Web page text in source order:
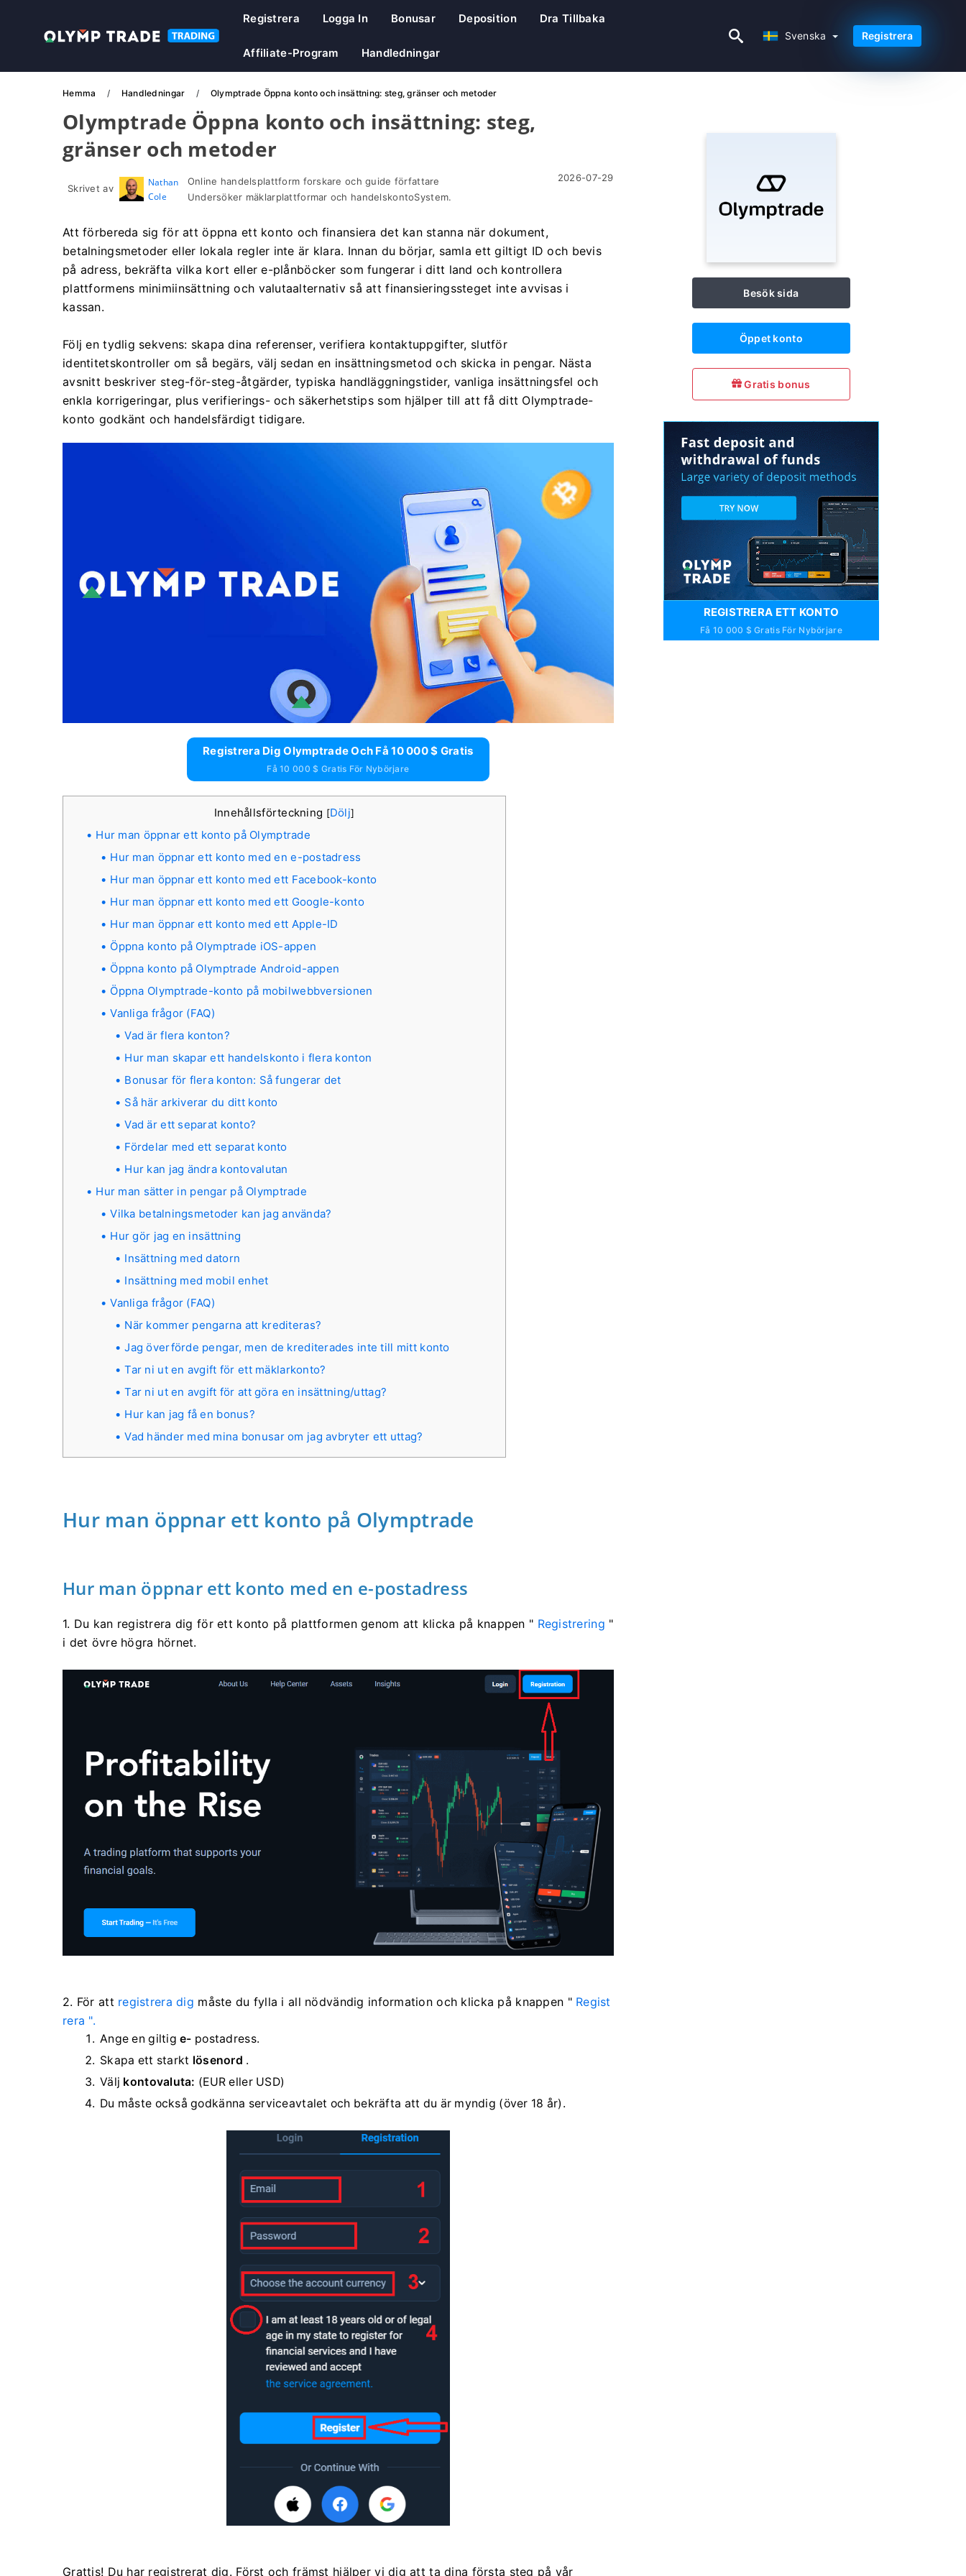
Registrera Logga In Bonusar Deposition Dra Tillbaka
Affiliate-Program Handledningar
Svenska Registrera
Hemma Handledningar Olymptrade Öppna konto och insättning: steg, gränser och metoder
Olymptrade Öppna konto och insättning: steg,
gränser och metoder
Skrivet av
Nathan
Cole
Online handelsplattform forskare och guide författare
Undersöker mäklarplattformar och handelskontoSystem.
2026-07-29
Att förbereda sig för att öppna ett konto och finansiera det kan stanna när dokument,
betalningsmetoder eller lokala regler inte är klara. Innan du börjar, samla ett giltigt ID och bevis
på adress, bekräfta vilka kort eller e-plånböcker som fungerar i ditt land och kontrollera
plattformens minimiinsättning och valutaalternativ så att finansieringssteget inte avvisas i
kassan.
Följ en tydlig sekvens: skapa dina referenser, verifiera kontaktuppgifter, slutför
identitetskontroller om så begärs, välj sedan en insättningsmetod och skicka in pengar. Nästa
avsnitt beskriver steg-för-steg-åtgärder, typiska handläggningstider, vanliga insättningsfel och
enkla korrigeringar, plus verifierings- och säkerhetstips som hjälper till att få ditt Olymptrade-
konto godkänt och handelsfärdigt tidigare.
Registrera Dig Olymptrade Och Få 10 000 $ Gratis
Få 10 000 $ Gratis För Nybörjare
Innehållsförteckning [Dölj]
Hur man öppnar ett konto på Olymptrade
Hur man öppnar ett konto med en e-postadress
Hur man öppnar ett konto med ett Facebook-konto
Hur man öppnar ett konto med ett Google-konto
Hur man öppnar ett konto med ett Apple-ID
Öppna konto på Olymptrade iOS-appen
Öppna konto på Olymptrade Android-appen
Öppna Olymptrade-konto på mobilwebbversionen
Vanliga frågor (FAQ)
Vad är flera konton?
Hur man skapar ett handelskonto i flera konton
Bonusar för flera konton: Så fungerar det
Så här arkiverar du ditt konto
Vad är ett separat konto?
Fördelar med ett separat konto
Hur kan jag ändra kontovalutan
Hur man sätter in pengar på Olymptrade
Vilka betalningsmetoder kan jag använda?
Hur gör jag en insättning
Insättning med datorn
Insättning med mobil enhet
Vanliga frågor (FAQ)
När kommer pengarna att krediteras?
Jag överförde pengar, men de krediterades inte till mitt konto
Tar ni ut en avgift för ett mäklarkonto?
Tar ni ut en avgift för att göra en insättning/uttag?
Hur kan jag få en bonus?
Vad händer med mina bonusar om jag avbryter ett uttag?
Hur man öppnar ett konto på Olymptrade
Hur man öppnar ett konto med en e-postadress
1. Du kan registrera dig för ett konto på plattformen genom att klicka på knappen " Registrering "
i det övre högra hörnet.
2. För att registrera dig måste du fylla i all nödvändig information och klicka på knappen " Regist
rera ".
Ange en giltige- postadress.
Skapa ett starkt lösenord .
Välj kontovaluta: (EUR eller USD)
Du måste också godkänna serviceavtalet och bekräfta att du är myndig (över 18 år).
Grattis! Du har registrerat dig. Först och främst hjälper vi dig att ta dina första steg på vår
Besök sida
Öppet konto
Gratis bonus
REGISTRERA ETT KONTO
Få 10 000 $ Gratis För Nybörjare